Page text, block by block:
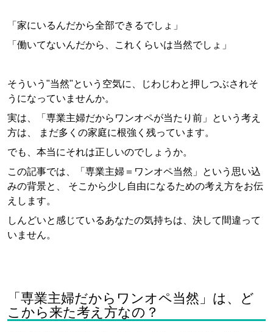
「家にいるんだから全部できるでしょ」
「働いてないんだから、これくらいは当然でしょ」
そういう"当然"という空気に、じわじわと押しつぶされそ
うになっていませんか。
実は、「専業主婦だからワンオペが当たり前」という考え
方は、 まだ多くの家庭に根強く残っています。
でも、本当にそれは正しいのでしょうか。
この記事では、「専業主婦＝ワンオペ当然」という思い込
みの背景と、 そこから少し自由になるための考え方をお伝
えします。
しんどいと感じているあなたの気持ちは、決して間違って
いません。
「専業主婦だからワンオペ当然」は、ど
こから来た考え方なの？